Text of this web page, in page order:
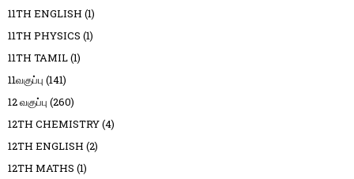
11TH ENGLISH (1)
11TH PHYSICS (1)
11TH TAMIL(1)
11வகுப்பு (141)
12 வகுப்பு (260)
12TH CHEMISTRY(4)
12TH ENGLISH (2)
12TH MATHS (1)